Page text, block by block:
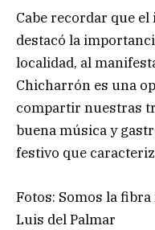
Cabe recordar que
destacó la
localidad, al
Chicharrón es una
compartir nuestras
buena música y
festivo que
Fotos: Somos la
Luis del Palmar